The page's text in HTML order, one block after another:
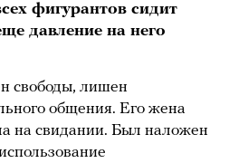
фигурантов сидит
давление на него
свободы, лишен
общения. Его жена
на свидании. Был наложен